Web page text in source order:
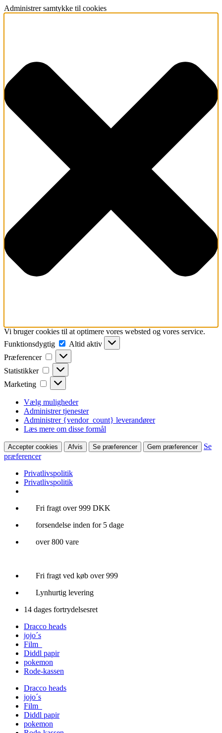
Administrer samtykke til cookies
Vi bruger cookies til at optimere vores websted og vores service.
Funktionsdygtig
Funktionsdygtig
Altid aktiv
Præferencer
Præferencer
Statistikker Statistikker
Marketing Marketing
Vælg muligheder
Administrer tjenester
Administrer {vendor_count} leverandører
Læs mere om disse formål
Accepter cookies Afvis Se præferencer Gem præferencer
Se
præferencer
Privatlivspolitik
Privatlivspolitik
Videre
indhold
Fri fragt over 999 DKK
forsendelse inden for 5 dage
over 800 vare
Fri fragt ved køb over 999
Lynhurtig levering
14 dages fortrydelsesret
Dracco heads
jojo´s
Film
Diddl papir
pokemon
Rode-kassen
Dracco heads
jojo´s
Film
Diddl papir
pokemon